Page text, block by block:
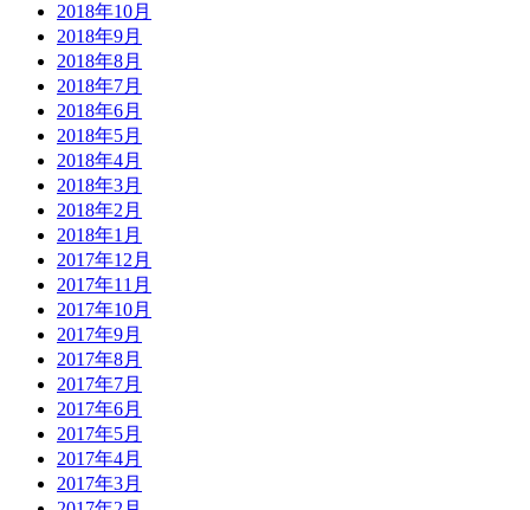
2018年10月
2018年9月
2018年8月
2018年7月
2018年6月
2018年5月
2018年4月
2018年3月
2018年2月
2018年1月
2017年12月
2017年11月
2017年10月
2017年9月
2017年8月
2017年7月
2017年6月
2017年5月
2017年4月
2017年3月